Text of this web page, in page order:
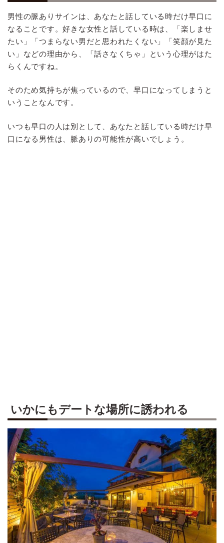
男性の脈ありサインは、あなたと話している時だけ早口に
なることです。好きな女性と話している時は、「楽しませ
たい」「つまらない男だと思われたくない」「笑顔が見た
い」などの理由から、「話さなくちゃ」という心理がはた
らくんですね。
そのため気持ちが焦っているので、早口になってしまうと
いうことなんです。
いつも早口の人は別として、あなたと話している時だけ早
口になる男性は、脈ありの可能性が高いでしょう。
いかにもデートな場所に誘われる